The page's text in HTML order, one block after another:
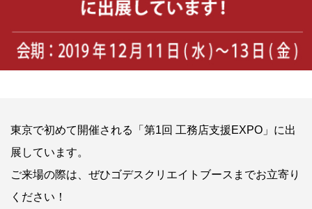
東京で初めて開催される「第1回 工務店支援EXPO」に出
展しています。
ご来場の際は、ぜひゴデスクリエイトブースまでお立寄り
ください！